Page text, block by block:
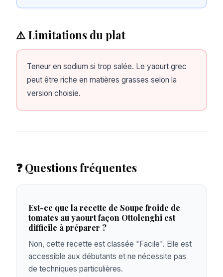
⚠️ Limitations du plat
Teneur en sodium si trop salée. Le yaourt grec
peut être riche en matières grasses selon la
version choisie.
❓ Questions fréquentes
Est-ce que la recette de Soupe froide de
tomates au yaourt façon Ottolenghi est
difficile à préparer ?
Non, cette recette est classée "Facile". Elle est
accessible aux débutants et ne nécessite pas
de techniques particulières.